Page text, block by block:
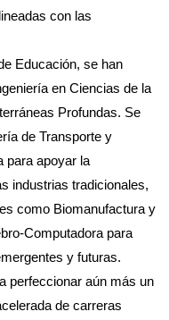
con las
Educación, se han
en Ciencias de la
Profundas. Se
de Transporte y
para apoyar la
industrias tradicionales,
como Biomanufactura y
Computadora para
y futuras.
perfeccionar aún más un
de carreras